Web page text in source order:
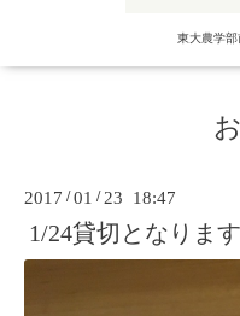
東大農学部
2017 /01 / 23 18:47
1/24貸切となります